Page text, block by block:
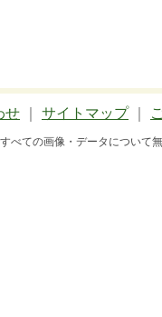
せ サイトマップ｜
ての画像・データについて